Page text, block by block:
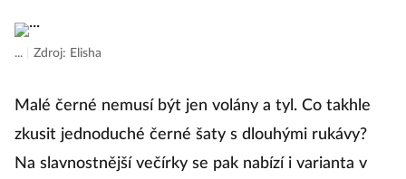
... Zdroj: Elisha
Malé černé nemusí být jen volány a tyl. Co takhle
zkusit jednoduché černé šaty s dlouhými rukávy?
Na slavnostnější večírky se pak nabízí i varianta v